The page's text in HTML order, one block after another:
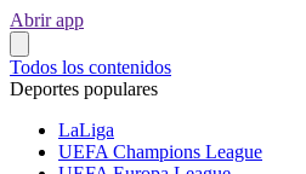
Abrir app
Todos los contenidos
Deportes populares
LaLiga
UEFA Champions League